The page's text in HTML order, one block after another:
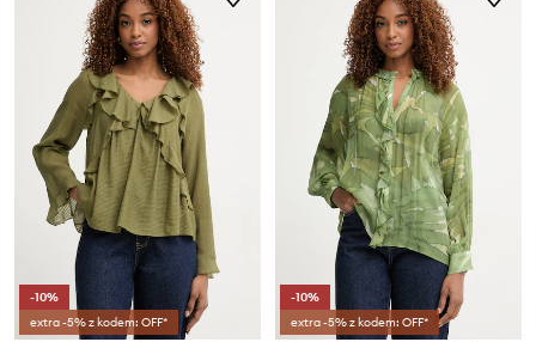
-10%
extra -5% z kodem: OFF*
-10%
extra -5% z kodem: OFF*